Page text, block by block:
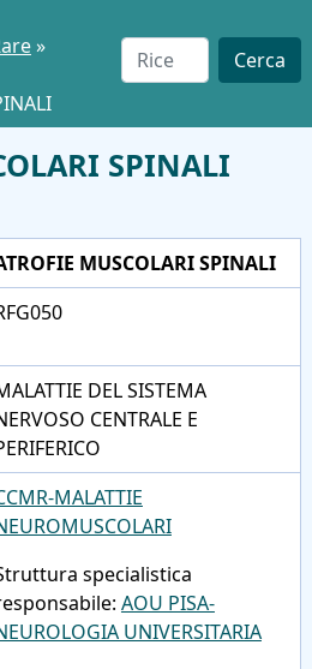
»
Cerca
SPINALI
MUSCOLARI SPINALI
DEL SISTEMA
CENTRALE E
MALATTIE
specialistica
AOU PISA-
UNIVERSITARIA